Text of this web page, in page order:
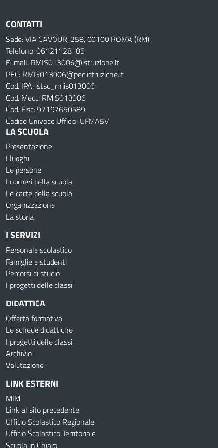
CONTATTI
Sede: VIA CAVOUR, 258, 00100 ROMA (RM)
Telefono: 06121128185
E-mail: RMIS013006@istruzione.it
PEC: RMIS013006@pec.istruzione.it
Cod. IPA: istsc_rmis013006
Cod. Mecc: RMIS013006
Cod. Fisc: 97197650589
Codice Univoco Ufficio: UFMA5V
LA SCUOLA
Presentazione
I luoghi
Le persone
I numeri della scuola
Le carte della scuola
Organizzazione
La storia
I SERVIZI
Personale scolastico
Famiglie e studenti
Percorsi di studio
I progetti delle classi
DIDATTICA
Offerta formativa
Le schede didattiche
I progetti delle classi
Archivio
Valutazione
LINK ESTERNI
MIM
Link al sito precedente
Ufficio Scolastico Regionale
Ufficio Scolastico Territoriale
Scuola in Chiaro